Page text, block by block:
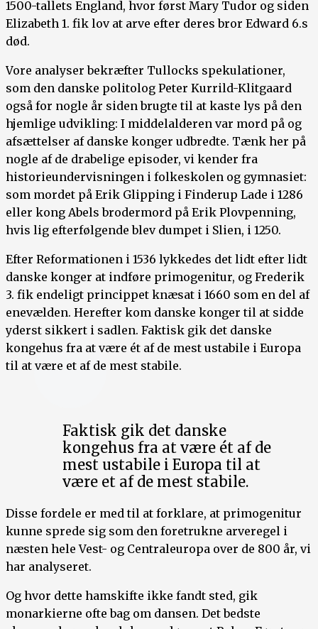
1500-tallets England, hvor først Mary Tudor og siden
Elizabeth 1. fik lov at arve efter deres bror Edward 6.s
død.
Vore analyser bekræfter Tullocks spekulationer,
som den danske politolog Peter Kurrild-Klitgaard
også for nogle år siden brugte til at kaste lys på den
hjemlige udvikling: I middelalderen var mord på og
afsættelser af danske konger udbredte. Tænk her på
nogle af de drabelige episoder, vi kender fra
historieundervisningen i folkeskolen og gymnasiet:
som mordet på Erik Glipping i Finderup Lade i 1286
eller kong Abels brodermord på Erik Plovpenning,
hvis lig efterfølgende blev dumpet i Slien, i 1250.
Efter Reformationen i 1536 lykkedes det lidt efter lidt
danske konger at indføre primogenitur, og Frederik
3. fik endeligt princippet knæsat i 1660 som en del af
enevælden. Herefter kom danske konger til at sidde
yderst sikkert i sadlen. Faktisk gik det danske
kongehus fra at være ét af de mest ustabile i Europa
til at være et af de mest stabile.
Faktisk gik det danske
kongehus fra at være ét af de
mest ustabile i Europa til at
være et af de mest stabile.
Disse fordele er med til at forklare, at primogenitur
kunne sprede sig som den foretrukne arveregel i
næsten hele Vest- og Centraleuropa over de 800 år, vi
har analyseret.
Og hvor dette hamskifte ikke fandt sted, gik
monarkierne ofte bag om dansen. Det bedste